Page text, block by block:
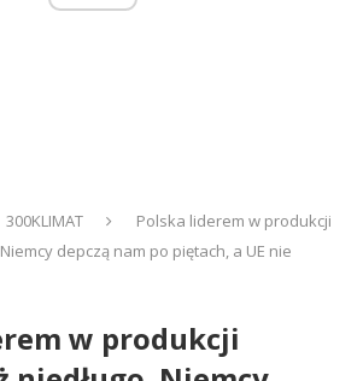
300KLIMAT
Polska liderem w produkcji
depczą nam po piętach, a UE nie
w produkcji